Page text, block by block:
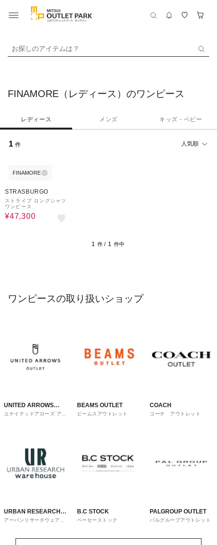
お探しのアイテムは？
FINAMORE（レディース）のワンピース
レディース メンズ キッズ・ベビー
1 件 人気順
FINAMORE
STRASBURGO
ストライプ ロングシャツ
ワンピース
¥47,300
1 件 / 1 件中
ワンピースの取り扱いショップ
UNITED ARROWS
OUTLET
ユナイテッドアローズ アウ
BEAMS OUTLET
ビームスアウトレット
COACH
コーチ アウトレット
URBAN RESEARCH
ware house
アーバンリサーチウェアハ
B.C STOCK
ベーセーストック
PALGROUP OUTLET
パルグループアウトレット